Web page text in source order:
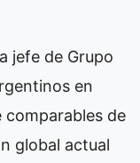
jefe de Grupo
en
comparables de
global actual